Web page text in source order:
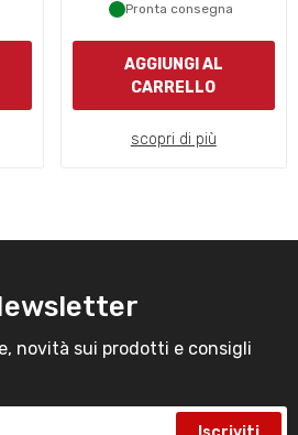
Pronta consegna
AGGIUNGI AL
CARRELLO
scopri di più
novità sui prodotti e consigli